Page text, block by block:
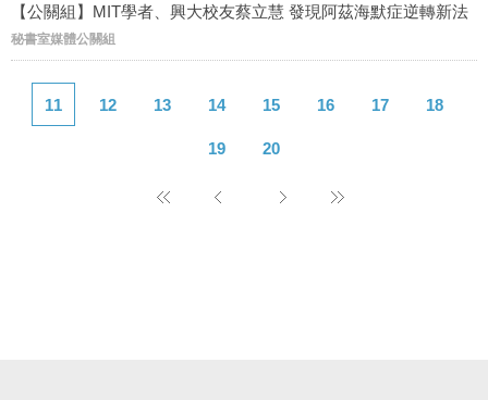
【公關組】MIT學者、興大校友蔡立慧 發現阿茲海默症逆轉新法
秘書室媒體公關組
11 12 13 14 15 16 17 18
19 20